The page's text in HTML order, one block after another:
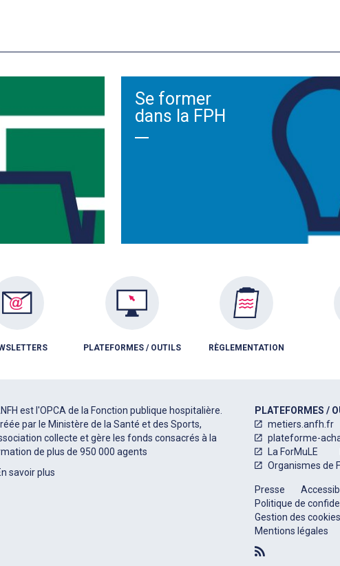
Se former
dans la FPH
PLATEFORMES / OUTILS RÈGLEMENTATION
est l'OPCA de la Fonction publique hospitalière.
par le Ministère de la Santé et des Sports,
collecte et gère les fonds consacrés à la
de plus de 950 000 agents
savoir plus
PLATEFORMES /
metiers.anfh.fr
plateforme-
La ForMuLE
Organismes de
Presse
Politique de
Gestion des cookies
Mentions légales